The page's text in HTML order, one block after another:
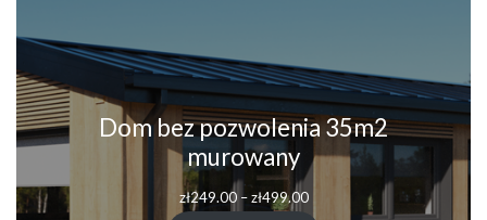
Dom bez pozwolenia 35m2
murowany
zł249.00 – zł499.00Zakres